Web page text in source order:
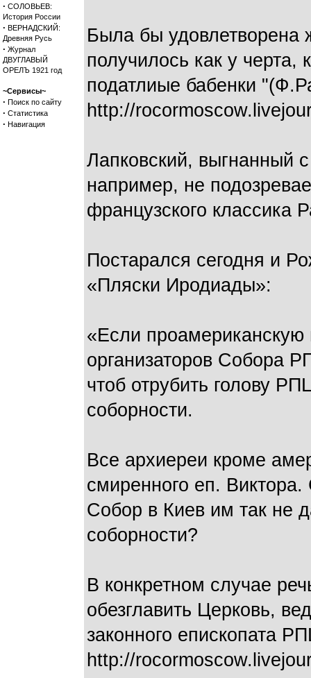
· СОЛОВЬЕВ:
История России
· ВЕРНАДСКИЙ:
Древняя Русь
· Журнал
ДВУГЛАВЫЙ
ОРЕЛЪ 1921 год
~Сервисы~
· Поиск по сайту
· Статистика
· Навигация
Была бы
получилось как у
податлиые бабенки
http://
Лапковский, выгнанный
например, не
французского
Постарался сегодня и
«Пляски Иродиады»:
«Если проамериканскую
организаторов Собора
чтоб отрубить голову
соборности.
Все архиереи кроме
смиренного еп.
Собор в Киев им так не
соборности?
В конкретном случае
обезглавить Церковь,
законного епископата
http://